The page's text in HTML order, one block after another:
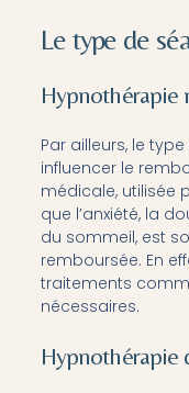
Le type de
Hypnothérapie
Par ailleurs, le
influencer le
médicale, utilisée
que l’anxiété, la
du sommeil, est
remboursée. En
traitements
nécessaires.
Hypnothérapie